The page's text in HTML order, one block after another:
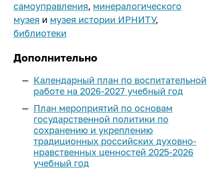
самоуправления, минералогического
музея и музея истории ИРНИТУ,
библиотеки
Дополнительно
Календарный план по воспитательной
работе на 2026-2027 учебный год
План мероприятий по основам
государственной политики по
сохранению и укреплению
традиционных российских духовно-
нравственных ценностей 2025-2026
учебный год